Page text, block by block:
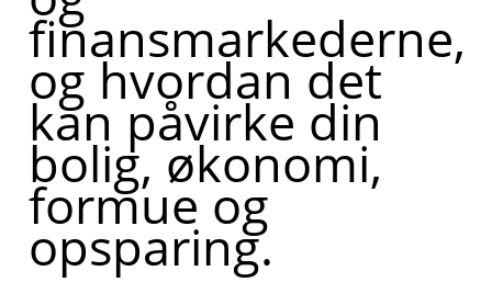
finansmarkederne,
og hvordan det
kan påvirke din
bolig, økonomi,
formue og
opsparing.